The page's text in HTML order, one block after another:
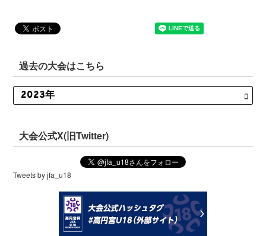
過去の大会はこちら
大会公式X(旧Twitter)
Tweets by jfa_u18